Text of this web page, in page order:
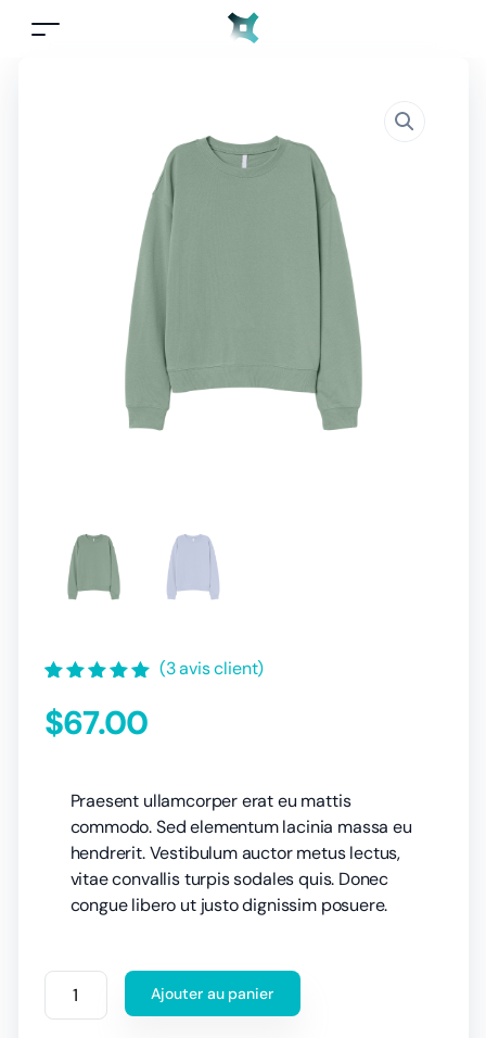
sur 5 basé
sur
(3avis client)
$67.00
Praesent ullamcorper erat eu mattis
commodo. Sed elementum lacinia massa eu
hendrerit. Vestibulum auctor metus lectus,
vitae convallis turpis sodales quis. Donec
congue libero ut justo dignissim posuere.
Ajouter au panier